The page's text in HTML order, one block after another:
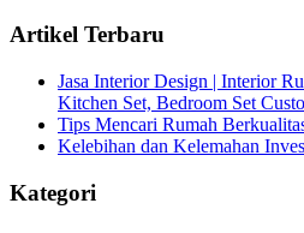
Artikel Terbaru
Jasa Interior Design | Interior
Kitchen Set, Bedroom Set
Tips Mencari Rumah
Kelebihan dan Kelemahan
Kategori